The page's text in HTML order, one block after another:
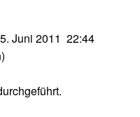
Juni 2011 22:44